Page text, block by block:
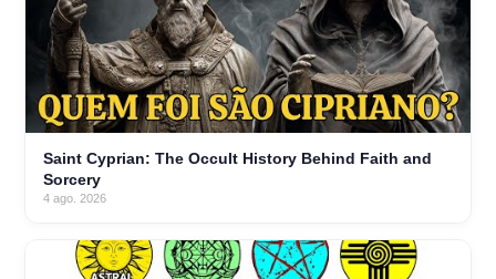
Saint Cyprian: The Occult History Behind Faith and
Sorcery
4 ago. 2026